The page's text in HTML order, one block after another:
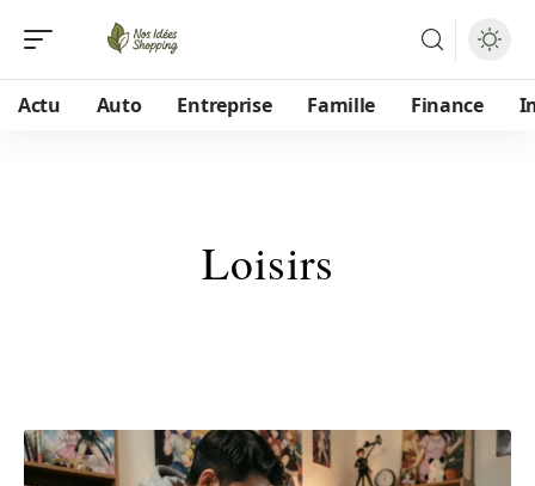
Actu Auto Entreprise Famille Finance
Loisirs